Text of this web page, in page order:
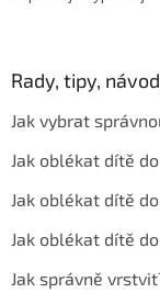
Rady, tipy,
Jak vybrat
Jak oblékat dítě
Jak oblékat dítě
Jak oblékat dítě
Jak správně